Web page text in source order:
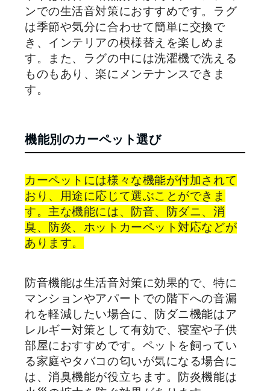
ンでの生活音対策におすすめです。ラグ
は季節や気分に合わせて簡単に交換で
き、インテリアの模様替えを楽しめま
す。また、ラグの中には洗濯機で洗える
ものもあり、楽にメンテナンスできま
す。
機能別のカーペット選び
カーペットには様々な機能が付加されて
おり、用途に応じて選ぶことができま
す。主な機能には、防音、防ダニ、消
臭、防炎、ホットカーペット対応などが
あります。
防音機能は生活音対策に効果的で、特に
マンションやアパートでの階下への音漏
れを軽減したい場合に、防ダニ機能はア
レルギー対策として有効で、寝室や子供
部屋におすすめです。ペットを飼ってい
る家庭やタバコの匂いが気になる場合に
は、消臭機能が役立ちます。防炎機能は